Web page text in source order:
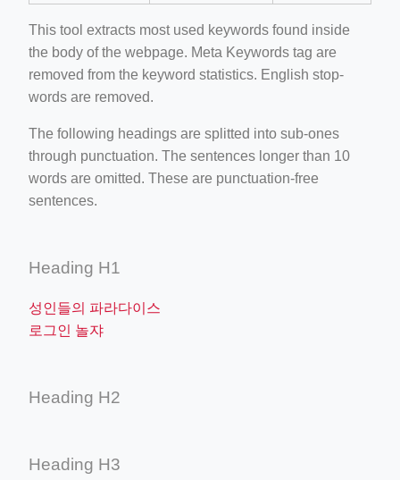
This tool extracts most used keywords found inside
the body of the webpage. Meta Keywords tag are
removed from the keyword statistics. English stop-
words are removed.
The following headings are splitted into sub-ones
through punctuation. The sentences longer than 10
words are omitted. These are punctuation-free
sentences.
Heading H1
성인들의 파라다이스
로그인 놀쟈
Heading H2
Heading H3